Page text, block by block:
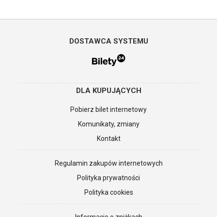
DOSTAWCA SYSTEMU
DLA KUPUJĄCYCH
Pobierz bilet internetowy
Komunikaty, zmiany
Kontakt
Regulamin zakupów internetowych
Polityka prywatności
Polityka cookies